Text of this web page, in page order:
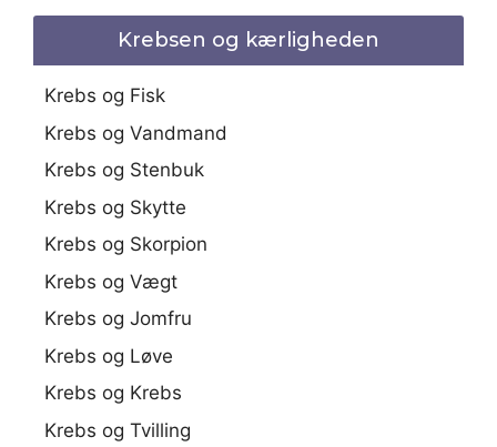
Krebsen og kærligheden
Krebs og Fisk
Krebs og Vandmand
Krebs og Stenbuk
Krebs og Skytte
Krebs og Skorpion
Krebs og Vægt
Krebs og Jomfru
Krebs og Løve
Krebs og Krebs
Krebs og Tvilling